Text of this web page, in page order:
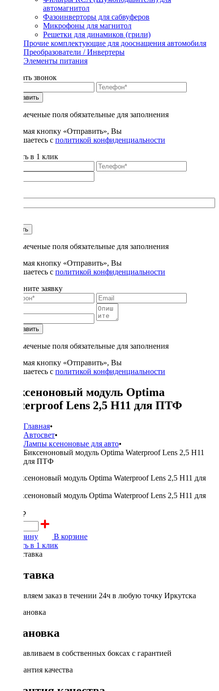
автомагнитол
Фазоинверторы для сабвуферов
Микрофоны для магнитол
Решетки для динамиков (грили)
Прочие комплектующие для дооснащения автомобиля
Преобразователи / Инвертеры
Элементы питания
Заказать звонок
Отправить
* - отмеченые поля обязательные для заполнения
Нажимая кнопку «Отправить», Вы
соглашаетесь с политикой конфиденциальности
Купить в 1 клик
Купить
* - отмеченые поля обязательные для заполнения
Нажимая кнопку «Отправить», Вы
соглашаетесь с политикой конфиденциальности
Заполните заявку
Отправить
* - отмеченые поля обязательные для заполнения
Нажимая кнопку «Отправить», Вы
соглашаетесь с политикой конфиденциальности
Биксеноновый модуль Optima
Waterproof Lens 2,5 H11 для ПТФ
Главная•
Автосвет•
Лампы ксеноновые для авто•
Биксеноновый модуль Optima Waterproof Lens 2,5 H11
для ПТФ
3000 ₽
В корзину
В корзине
Купить в 1 клик
Доставка
Доставляем заказ в течении 24ч в любую точку Иркутска
Установка
Устанавливаем в собственных боксах с гарантией